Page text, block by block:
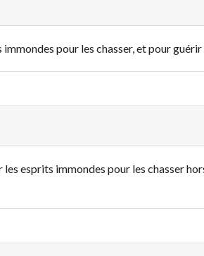
pour les chasser, et pour
esprits immondes pour les chasser